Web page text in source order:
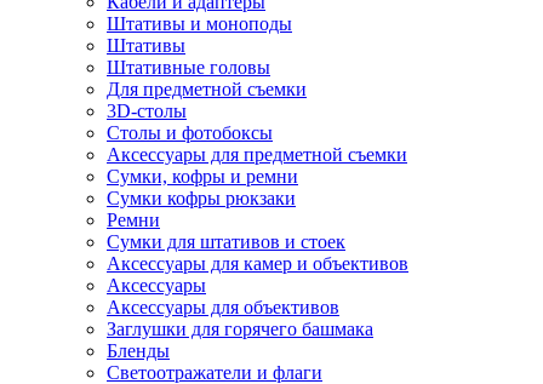
Штативы и моноподы
Штативы
Штативные головы
Для предметной съемки
3D-столы
Столы и фотобоксы
Аксессуары для предметной съемки
Сумки, кофры и ремни
Сумки кофры рюкзаки
Ремни
Сумки для штативов и стоек
Аксессуары для камер и объективов
Аксессуары
Аксессуары для объективов
Заглушки для горячего башмака
Бленды
Светоотражатели и флаги